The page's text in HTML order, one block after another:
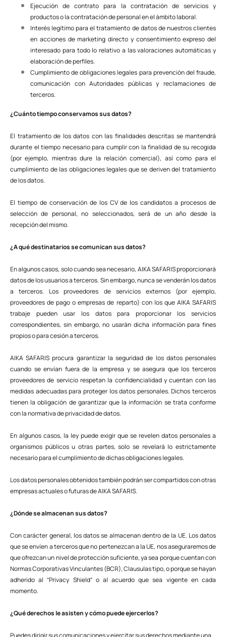
Ejecución de contrato para la contratación de servicios y
productos o la contratación de personal en el ámbito laboral.
Interés legítimo para el tratamiento de datos de nuestros clientes
en acciones de marketing directo y consentimiento expreso del
interesado para todo lo relativo a las valoraciones automáticas y
elaboración de perfiles.
Cumplimiento de obligaciones legales para prevención del fraude,
comunicación con Autoridades públicas y reclamaciones de
terceros.
¿Cuánto tiempo conservamos sus datos?
El tratamiento de los datos con las finalidades descritas se mantendrá
durante el tiempo necesario para cumplir con la finalidad de su recogida
(por ejemplo, mientras dure la relación comercial), así como para el
cumplimiento de las obligaciones legales que se deriven del tratamiento
de los datos.
El tiempo de conservación de los CV de los candidatos a procesos de
selección de personal, no seleccionados, será de un año desde la
recepción del mismo.
¿A qué destinatarios se comunican sus datos?
En algunos casos, solo cuando sea necesario, AIKA SAFARIS proporcionará
datos de los usuarios a terceros. Sin embargo, nunca se venderán los datos
a terceros. Los proveedores de servicios externos (por ejemplo,
proveedores de pago o empresas de reparto) con los que AIKA SAFARIS
trabaje pueden usar los datos para proporcionar los servicios
correspondientes, sin embargo, no usarán dicha información para fines
propios o para cesión a terceros.
AIKA SAFARIS procura garantizar la seguridad de los datos personales
cuando se envían fuera de la empresa y se asegura que los terceros
proveedores de servicio respetan la confidencialidad y cuentan con las
medidas adecuadas para proteger los datos personales. Dichos terceros
tienen la obligación de garantizar que la información se trata conforme
con la normativa de privacidad de datos.
En algunos casos, la ley puede exigir que se revelen datos personales a
organismos públicos u otras partes, solo se revelará lo estrictamente
necesario para el cumplimiento de dichas obligaciones legales.
Los datos personales obtenidos también podrán ser compartidos con otras
empresas actuales o futuras de AIKA SAFARIS.
¿Dónde se almacenan sus datos?
Con carácter general, los datos se almacenan dentro de la UE. Los datos
que se envíen a terceros que no pertenezcan a la UE, nos aseguraremos de
que ofrezcan un nivel de protección suficiente, ya sea porque cuentan con
Normas Corporativas Vinculantes (BCR), Clausulas tipo, o porque se hayan
adherido al “Privacy Shield” o al acuerdo que sea vigente en cada
momento.
¿Qué derechos le asisten y cómo puede ejercerlos?
Puedes dirigir sus comunicaciones y ejercitar sus derechos mediante una